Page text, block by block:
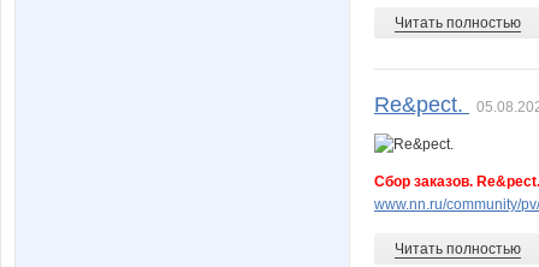
Читать полностью
Re&pect.
Сбор заказов.
www.nn.ru/community/
Читать полностью